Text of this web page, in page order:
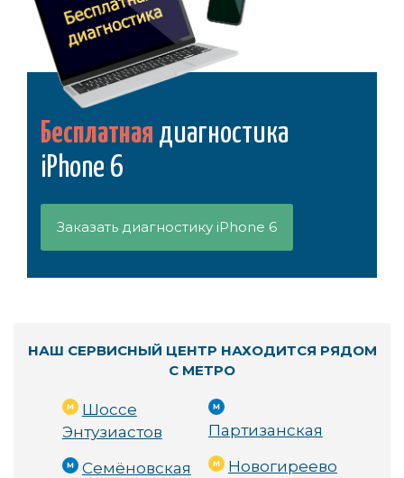
Бесплатная диагностика
iPhone 6
Заказать диагностику iPhone 6
НАШ СЕРВИСНЫЙ ЦЕНТР НАХОДИТСЯ РЯДОМ
С МЕТРО
Шоссе
Энтузиастов
Семёновская
Партизанская
Новогиреево